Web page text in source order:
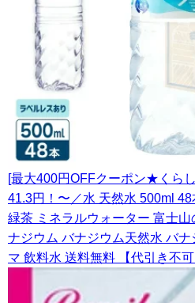
[最大400円OFFクーポン★くら
41.3円！〜／水 天然水 500ml
緑茶 ミネラルウォーター 富士
ナジウム バナジウム天然水 バ
マ 飲料水 送料無料 【代引き不可